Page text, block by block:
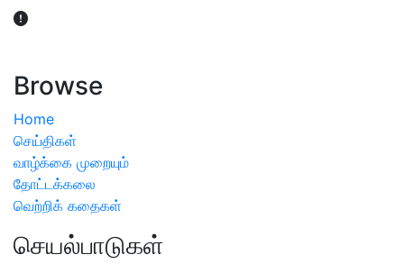
Browse
Home
செய்திகள்
வாழ்க்கை முறையும்
தோட்டக்கலை
வெற்றிக் கதைகள்
செயல்பாடுகள்